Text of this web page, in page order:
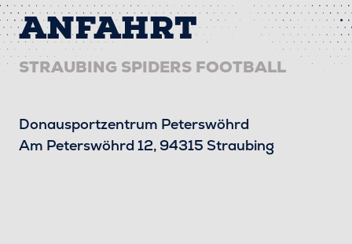
ANFAHRT
STRAUBING SPIDERS FOOTBALL
Donausportzentrum Peterswöhrd
Am Peterswöhrd 12, 94315 Straubing